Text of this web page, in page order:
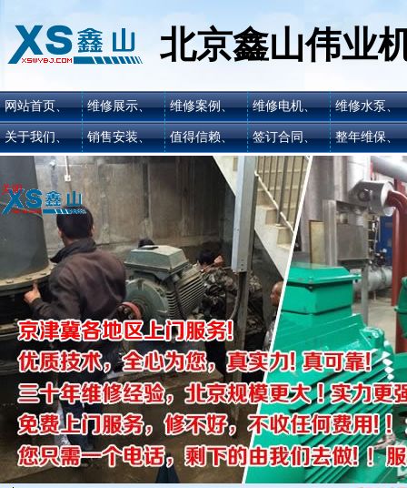
北京鑫山伟业
网站首页、
关于我们、
维修展示、
销售安装、
维修案例、
值得信赖、
维修电机、
签订合同、
维修水泵、
整年维保、
关闭